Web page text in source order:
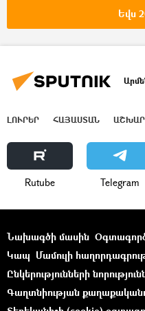
Ղարաբաղյան
Լեռնային Ղարաբաղ
Եվս
ԼՈՒՐԵՐ ՀԱՅԱՍՏԱՆ
Rutube Telegram
Նախագծի մասին
Կապ Մամուլի
Ընկերությունների
Գաղտնիության